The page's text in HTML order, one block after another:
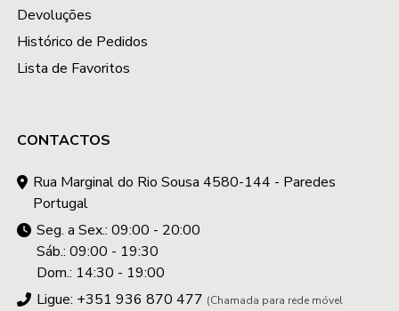
Devoluções
Histórico de Pedidos
Lista de Favoritos
CONTACTOS
Rua Marginal do Rio Sousa 4580-144 - Paredes
Portugal
Seg. a Sex.: 09:00 - 20:00
Sáb.: 09:00 - 19:30
Dom.: 14:30 - 19:00
Ligue: +351 936 870 477 (Chamada para rede móvel